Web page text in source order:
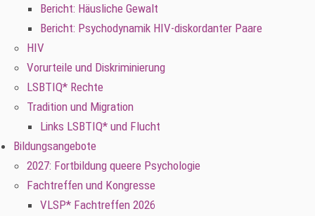
Bericht: Häusliche Gewalt
Bericht: Psychodynamik HIV-diskordanter Paare
HIV
Vorurteile und Diskriminierung
LSBTIQ* Rechte
Tradition und Migration
Links LSBTIQ* und Flucht
Bildungsangebote
2027: Fortbildung queere Psychologie
Fachtreffen und Kongresse
VLSP* Fachtreffen 2026